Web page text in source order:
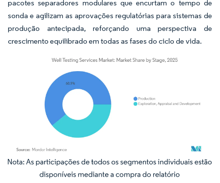
pacotes separadores modulares que encurtam o tempo de
sonda e agilizam as aprovações regulatórias para sistemas de
produção antecipada, reforçando uma perspectiva de
crescimento equilibrado em todas as fases do ciclo de vida.
Imagem © Mordor Intelligence. O reuso requer atribuição conforme CC BY 4.0.